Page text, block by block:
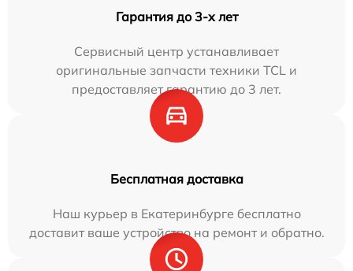
Гарантия до 3-х лет
Сервисный центр устанавливает
оригинальные запчасти техники TCL и
предоставляет гарантию до 3 лет.
Бесплатная доставка
Наш курьер в Екатеринбурге бесплатно
доставит ваше устройство на ремонт и обратно.